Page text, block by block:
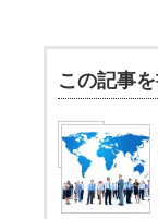
この記事